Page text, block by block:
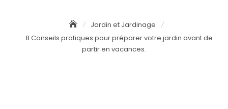
Jardin et Jardinage
8 Conseils pratiques pour préparer votre jardin avant de
partir en vacances.